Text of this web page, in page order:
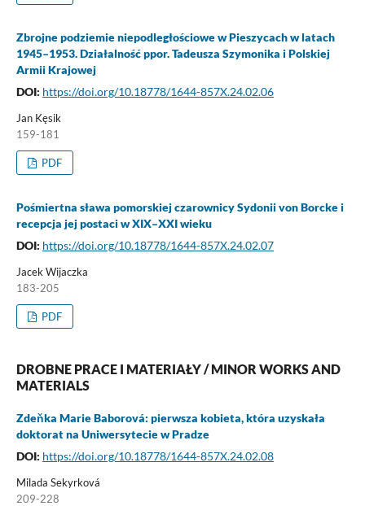
Zbrojne podziemie niepodległościowe w Pieszycach w latach
1945–1953. Działalność ppor. Tadeusza Szymonika i Polskiej
Armii Krajowej
DOI: https://doi.org/10.18778/1644-857X.24.02.06
Jan Kęsik
159-181
PDF
Pośmiertna sława pomorskiej czarownicy Sydonii von Borcke i
recepcja jej postaci w XIX–XXI wieku
DOI: https://doi.org/10.18778/1644-857X.24.02.07
Jacek Wijaczka
183-205
PDF
DROBNE PRACE I MATERIAŁY / MINOR WORKS AND
MATERIALS
Zdeňka Marie Baborová: pierwsza kobieta, która uzyskała
doktorat na Uniwersytecie w Pradze
DOI: https://doi.org/10.18778/1644-857X.24.02.08
Milada Sekyrková
209-228